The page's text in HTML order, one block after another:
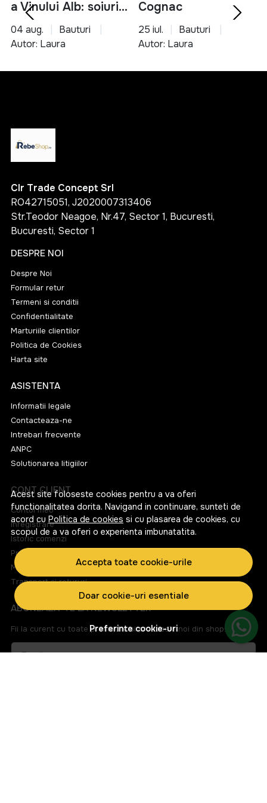
Acest site foloseste cookies pentru a va oferi
functionalitatea dorita. Navigand in continuare, sunteti de
acord cu Politica de cookies si cu plasarea de cookies, cu
scopul de a va oferi o experienta imbunatatita.
Accepta toate cookie-urile
Doar cookie-uri esentiale
Preferinte cookie-uri
a Vinului Alb: soiuri,
servire si asocieri
culinare
04 aug.
Bauturi
Autor: Laura
Cognac
25 iul.
Bauturi
Autor: Laura
Clr Trade Concept Srl
RO42715051, J2020007313406
Str.Teodor Neagoe, Nr.47, Sector 1, Bucuresti,
Bucuresti, Sector 1
DESPRE NOI
Despre Noi
Formular retur
Termeni si conditii
Confidentialitate
Marturiile clientilor
Politica de Cookies
Harta site
ASISTENTA
Informatii legale
Contacteaza-ne
Intrebari frecvente
ANPC
Solutionarea litigiilor
CONT CLIENT
Contul meu
Inregistrare
Istoric comenzi
Produse favorite
Metode de plata
Transport si retururi
ABONEAZA-TE LA NEWSLETTER
Fii la curent cu toate promotiile si produsele noi din shop!
Email